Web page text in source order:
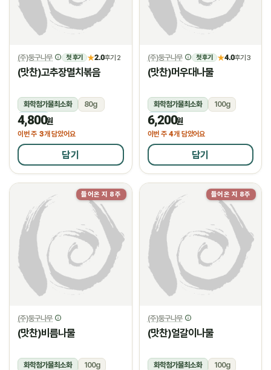
(주)둥구나무 첫 후기 ★2.0후기 2
(맛찬)고추장멸치볶음
화학첨가물최소화
80g
냉장
4,800원
이번 주 3개 담았어요
담기
(주)둥구나무 첫 후기 ★4.0후기 3
(맛찬)머우대나물
화학첨가물최소화
100g
냉장
6,200원
이번 주 4개 담았어요
담기
들어온 지 8주
(주)둥구나무
(맛찬)비름나물
화학첨가물최소화
100g
들어온 지 8주
(주)둥구나무
(맛찬)얼갈이나물
화학첨가물최소화
100g